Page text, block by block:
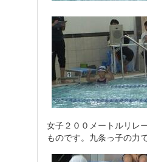
女子２００メートルリレ
ものです。九条っ子の力